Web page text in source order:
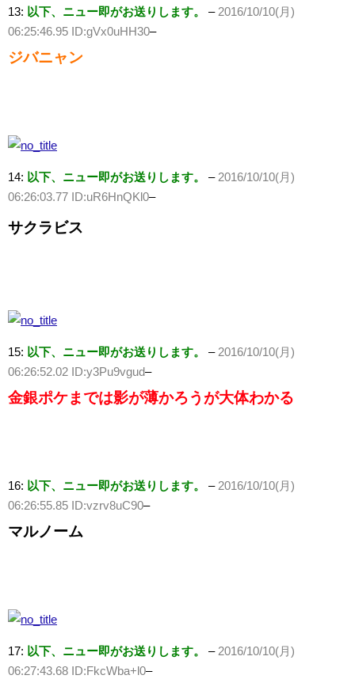
13: 以下、ニュー即がお送りします。 –2016/10/10(月)
06:25:46.95 ID:gVx0uHH30–
ジバニャン
14: 以下、ニュー即がお送りします。 –2016/10/10(月)
06:26:03.77 ID:uR6HnQKl0–
サクラビス
15: 以下、ニュー即がお送りします。 –2016/10/10(月)
06:26:52.02 ID:y3Pu9vgud–
金銀ポケまでは影が薄かろうが大体わかる
16: 以下、ニュー即がお送りします。 –2016/10/10(月)
06:26:55.85 ID:vzrv8uC90–
マルノーム
17: 以下、ニュー即がお送りします。 –2016/10/10(月)
06:27:43.68 ID:FkcWba+l0–